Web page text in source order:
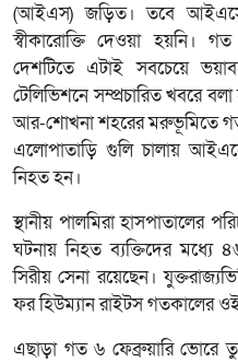
(আইএস) জড়িত। তবে
স্বীকারোক্তি দেওয়া হয়নি।
দেশটিতে এটাই সবচেয়ে ভয়াবহ
টেলিভিশনে সম্প্রচারিত খবরে বলা
আর-শোখনা শহরের মরুভূমিতে
এলোপাতাড়ি গুলি চালায়
নিহত হন।
স্থানীয় পালমিরা হাসপাতালের
ঘটনায় নিহত ব্যক্তিদের
সিরীয় সেনা রয়েছেন।
ফর হিউম্যান রাইটস গতকালের
এছাড়া গত ৬ ফেব্রুয়ারি ভোরে